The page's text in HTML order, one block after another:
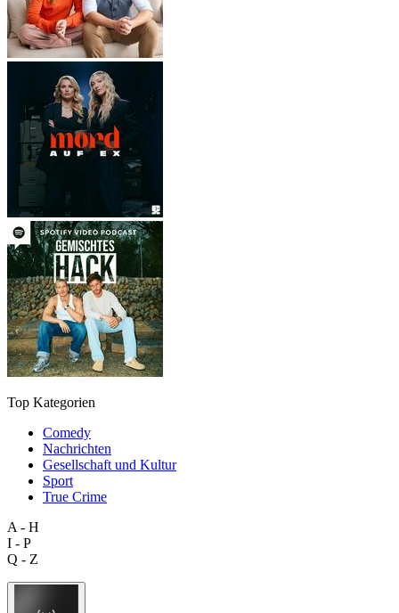
Top Kategorien
Comedy
Nachrichten
Gesellschaft und Kultur
Sport
True Crime
A - H
I - P
Q - Z